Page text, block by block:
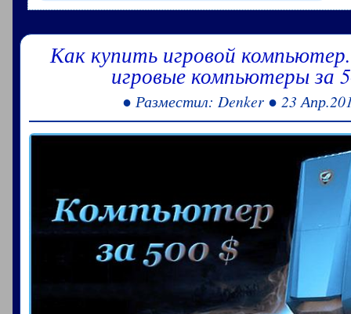
Как купить игровой
игровые компьютеры за
● Разместил: Denker ● 23